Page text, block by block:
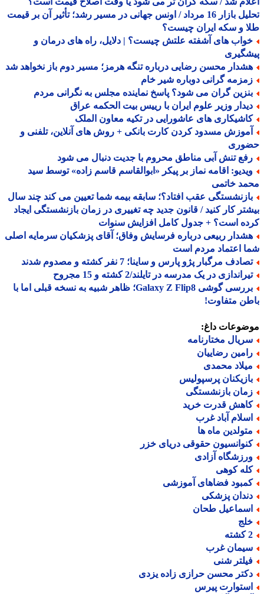
تحلیل بازار 16 مرداد / اونس جهانی در مسیر رشد؛ تأثیر آن بر قیمت
و سکه ایران چیست؟
های آشفته علتش چیست؟ | دلایل، راه های درمان و
محسن رضایی درباره تنگه هرمز؛ مسیر دوم باز نخواهد شد
گرانی دوباره شیر خام
گران می شود؟ پاسخ نماینده مجلس به نگرانی مردم
وزیر علوم ایران با رییس بیت الحکمه عراق
های عاشورایی در تکیه معاون الملک
مسدود کردن کارت بانکی + روش های آنلاین، تلفنی و
تنش آبی مناطق محروم با جدیت دنبال می شود
اقامه نماز بر پیکر «ابوالقاسم قاسم زاده» توسط سید
خاتمی
عقب افتاد؟؛ سابقه بیمه شما تعیین می کند چند سال
کار کنید / قانون جدید چه تغییری در زمان بازنشستگی ایجاد
است؟ + جدول کامل افزایش سنوات
ربیعی درباره فرسایش وفاق؛ آقای پزشکیان سرمایه اصلی
اعتماد مردم است
مرگبار پژو پارس و ساینا؛ 7 نفر کشته و مصدوم شدند
در یک مدرسه در تایلند/2 کشته و 15 مجروح
بررسی گوشی Galaxy Z Flip8؛ ظاهر شبیه به نسخه قبلی اما با
متفاوت!
داغ:
مختارنامه
رضاییان
محمدی
پرسپولیس
بازنشستگی
قدرت خرید
آباد غرب
ماه ها
حقوقی دریای خزر
آزادی
کوهی
فضاهای آموزشی
پزشکی
طحان
غرب
شنی
محسن حرازی زاده یزدی
پیرس